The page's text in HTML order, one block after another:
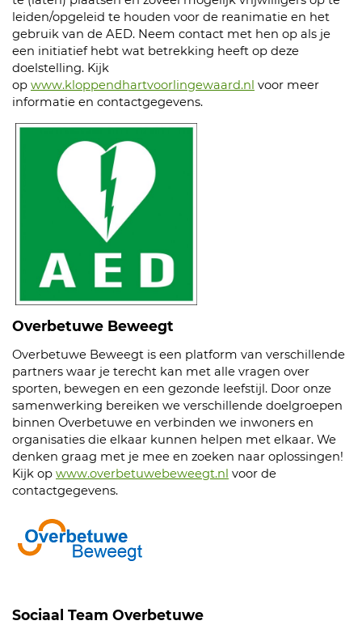
leiden/opgeleid te houden voor de reanimatie en het
gebruik van de AED. Neem contact met hen op als je
een initiatief hebt wat betrekking heeft op deze
doelstelling. Kijk
op www.kloppendhartvoorlingewaard.nl voor meer
informatie en contactgegevens.
Overbetuwe Beweegt
Overbetuwe Beweegt is een platform van verschillende
partners waar je terecht kan met alle vragen over
sporten, bewegen en een gezonde leefstijl. Door onze
samenwerking bereiken we verschillende doelgroepen
binnen Overbetuwe en verbinden we inwoners en
organisaties die elkaar kunnen helpen met elkaar. We
denken graag met je mee en zoeken naar oplossingen!
Kijk op www.overbetuwebeweegt.nl voor de
contactgegevens.
Sociaal Team Overbetuwe